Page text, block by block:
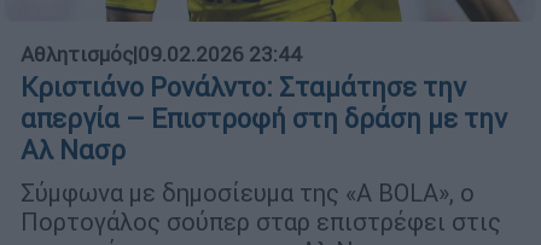
Αθλητισμός|09.02.2026 23:44
Κριστιάνο Ρονάλντο: Σταμάτησε την
απεργία – Επιστροφή στη δράση με την
Αλ Νασρ
Σύμφωνα με δημοσίευμα της «A BOLA», ο
Πορτογάλος σούπερ σταρ επιστρέφει στις